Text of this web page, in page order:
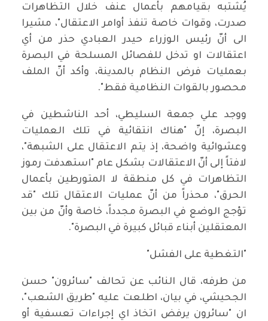
يُشتبه بقيامهم بأعمال عنف خلال التظاهرات
صدرت، وقوات خاصة تنفذ أوامر الاعتقال"، مشيرا
الى أنّ رئيس الوزراء حيدر العبادي حذر من أي
اعتقالات او تدخل للفصائل المسلحة في البصرة
بعمليات فرض النظام بالمدينة، وأكد أنّ الملف
محصور بالقوات النظامية فقط".
ووجد علي جمعة السليطي، أحد الناشطين في
البصرة، إنّ "هناك انتقائية في تلك العمليات
وعشوائية واضحة، إذ يتم الاعتقال على الشبهة"،
لافتاً إلى أنّ الاعتقالات بشكل عام "استهدفت رموز
التظاهرات في كل منطقة لا المتورطين بأعمال
الحرق"، محذراً من أنّ عمليات الاعتقال تلك "قد
تؤجج الوضع في البصرة مجدداً، خاصة وأنّ من بين
المعتقلين أبناء قبائل كبيرة في البصرة".
"التغطية على الفشل"
من طرفه، قال النائب عن تحالف "سائرون" حسن
الجحيشي، في بيان، اطلعت عليه "طريق الشعب"،
ان "سائرون يرفض اتخاذ اي إجراءات تعسفية أو